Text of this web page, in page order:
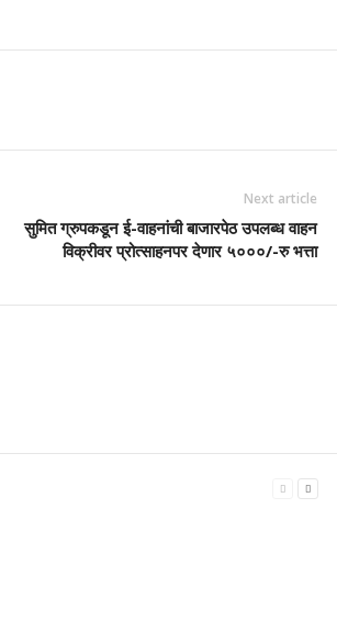
Next article
सुमित ग्रुपकडून ई-वाहनांची बाजारपेठ उपलब्ध वाहन
विक्रीवर प्रोत्साहनपर देणार ५०००/-रु भत्ता